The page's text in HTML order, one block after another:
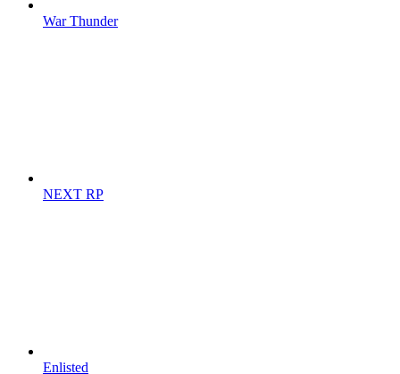
War Thunder
NEXT RP
Enlisted